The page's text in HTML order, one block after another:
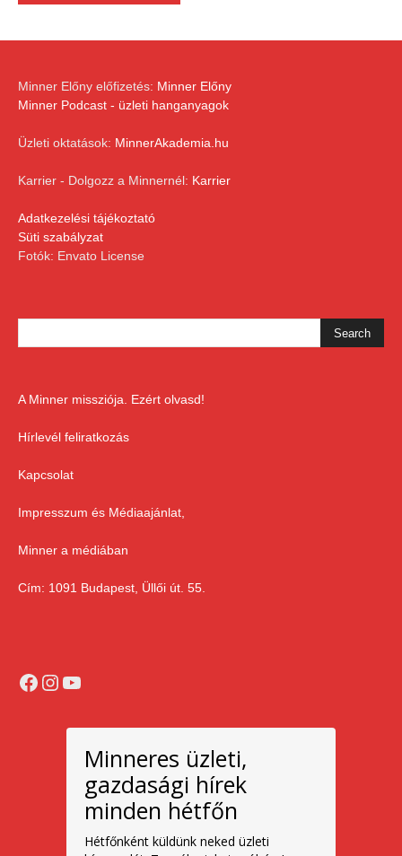
Minner Előny előfizetés: Minner Előny
Minner Podcast - üzleti hanganyagok
Üzleti oktatások: MinnerAkademia.hu
Karrier - Dolgozz a Minnernél: Karrier
Adatkezelési tájékoztató
Süti szabályzat
Fotók: Envato License
A Minner missziója. Ezért olvasd!
Hírlevél feliratkozás
Kapcsolat
Impresszum és Médiaajánlat,
Minner a médiában
Cím: 1091 Budapest, Üllői út. 55.
Facebook
Instagram
YouTube
Minneres üzleti,
gazdasági hírek
minden hétfőn
Hétfőnként küldünk neked üzleti